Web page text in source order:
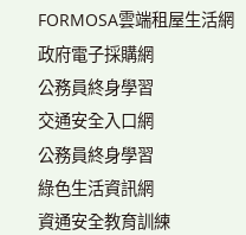
FORMOSA雲端租屋生活網
政府電子採購網
公務員終身學習
交通安全入口網
公務員終身學習
綠色生活資訊網
資通安全教育訓練